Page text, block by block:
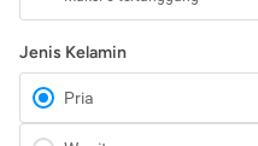
Jenis Kelamin
Pria